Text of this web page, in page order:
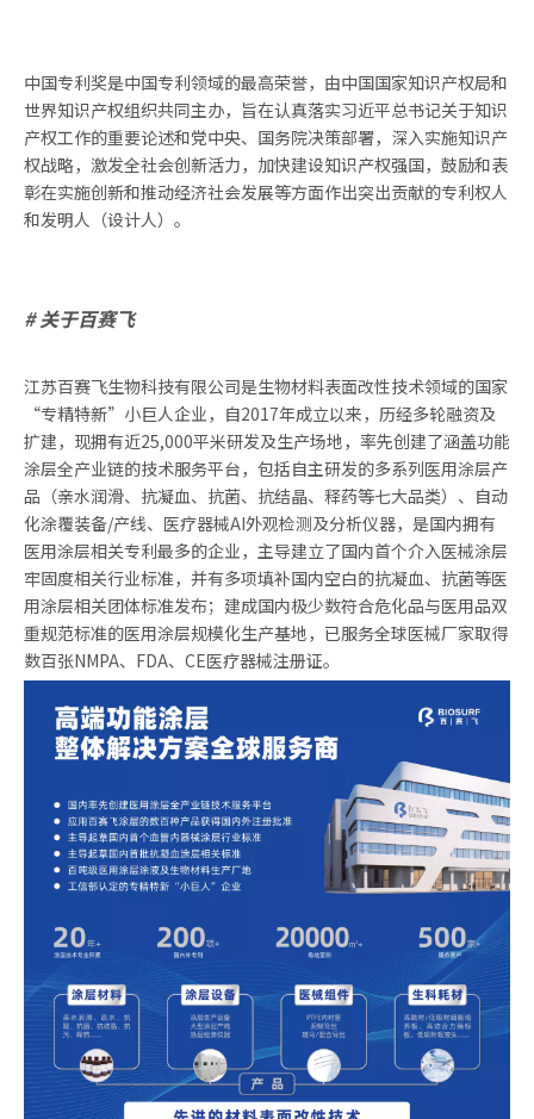
中国专利奖是中国专利领域的最高荣誉，由中国国家知识产权局和
世界知识产权组织共同主办，旨在认真落实习近平总书记关于知识
产权工作的重要论述和党中央、国务院决策部署，深入实施知识产
权战略，激发全社会创新活力，加快建设知识产权强国，鼓励和表
彰在实施创新和推动经济社会发展等方面作出突出贡献的专利权人
和发明人（设计人）。
# 关于百赛飞
江苏百赛飞生物科技有限公司是生物材料表面改性技术领域的国家
“专精特新”小巨人企业，自2017年成立以来，历经多轮融资及
扩建，现拥有近25,000平米研发及生产场地，率先创建了涵盖功能
涂层全产业链的技术服务平台，包括自主研发的多系列医用涂层产
品（亲水润滑、抗凝血、抗菌、抗结晶、释药等七大品类）、自动
化涂覆装备/产线、医疗器械AI外观检测及分析仪器，是国内拥有
医用涂层相关专利最多的企业，主导建立了国内首个介入医械涂层
牢固度相关行业标准，并有多项填补国内空白的抗凝血、抗菌等医
用涂层相关团体标准发布；建成国内极少数符合危化品与医用品双
重规范标准的医用涂层规模化生产基地，已服务全球医械厂家取得
数百张NMPA、FDA、CE医疗器械注册证。